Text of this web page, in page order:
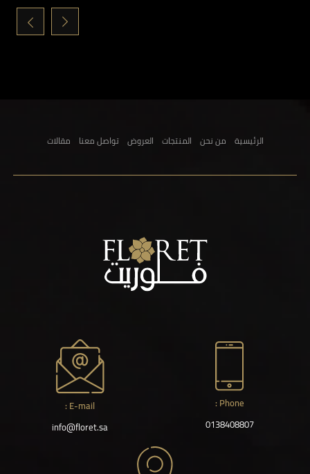
‹
›
الرئيسية من نحن المنتجات العروض تواصل معنا مقالات
Phone :
0138408807
E-mail :
info@floret.sa